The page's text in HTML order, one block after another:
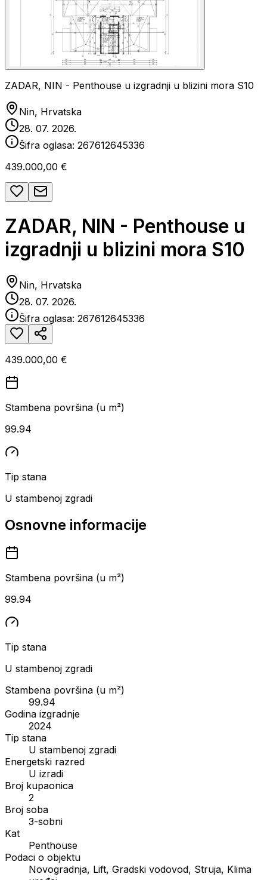
ZADAR, NIN - Penthouse u izgradnji u blizini mora S10
Nin, Hrvatska
28. 07. 2026.
Šifra oglasa: 267612645336
439.000,00 €
ZADAR, NIN - Penthouse u
izgradnji u blizini mora S10
Nin, Hrvatska
28. 07. 2026.
Šifra oglasa: 267612645336
439.000,00 €
Stambena površina (u m²)
99.94
Tip stana
U stambenoj zgradi
Osnovne informacije
Stambena površina (u m²)
99.94
Tip stana
U stambenoj zgradi
Stambena površina (u m²)
99.94
Godina izgradnje
2024
Tip stana
U stambenoj zgradi
Energetski razred
U izradi
Broj kupaonica
2
Broj soba
3-sobni
Kat
Penthouse
Podaci o objektu
Novogradnja, Lift, Gradski vodovod, Struja, Klima